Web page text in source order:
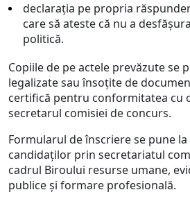
declaraţia pe propria
care să ateste că nu a
politică.
Copiile de pe actele prevăzute se
legalizate sau însoţite de
certifică pentru conformitatea cu
secretarul comisiei de concurs.
Formularul de înscriere se pune
candidaţilor prin secretariatul
cadrul Biroului resurse umane,
publice şi formare profesională.